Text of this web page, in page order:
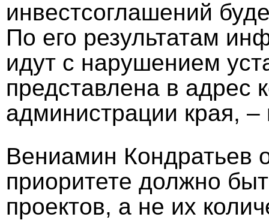
инвестсоглашений
По его результатам
идут с нарушением
представлена в адрес
администрации края, –
Вениамин Кондратьев
приоритете должно
проектов, а не их